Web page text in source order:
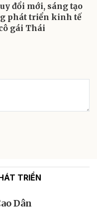
đổi mới, sáng tạo
phát triển kinh tế
gái Thái
TRIỂN
Dân